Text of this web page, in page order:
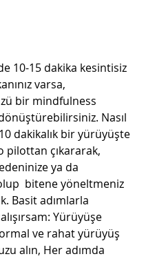
10-15 dakika kesintisiz
varsa,
bir mindfulness
Nasıl
dakikalık bir yürüyüşte
pilottan çıkararak,
ya da
bitene yöneltmeniz
Basit adımlarla
Yürüyüşe
ve rahat yürüyüş
alın, Her adımda